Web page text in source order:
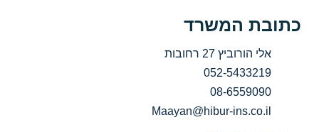
כתובת המשרד
אלי הורוביץ 27 רחובות
052-5433219
08-6559090
Maayan@hibur-ins.co.il